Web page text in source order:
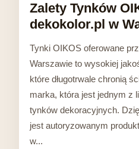
Zalety Tynków
dekokolor.pl w
Tynki OIKOS oferowane
Warszawie to wysokiej
które długotrwale chronią
marka, która jest jednym z
tynków dekoracyjnych.
jest autoryzowanym
w...